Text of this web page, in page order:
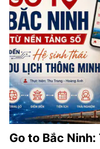
Go to Bắc